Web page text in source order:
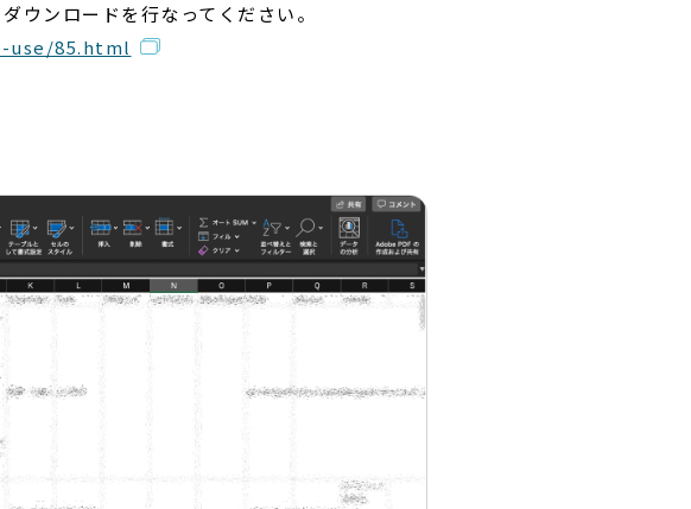
ウンロードを行なってください。
85.html